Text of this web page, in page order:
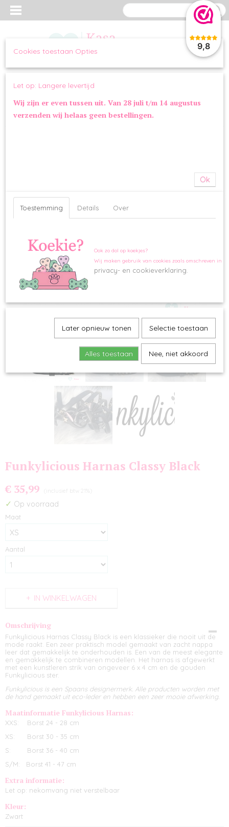
9,8
Inloggen
Home>WANDELEN>TUIGJES>Funkylicious Harnas Classy Black
Funkylicious Harnas Classy Black
€ 35,99 (inclusief btw 21%)
✓ Op voorraad
Maat
Aantal
IN WINKELWAGEN
Omschrijving
Funkylicious Harnas Classy Black is een klassieker die nooit uit de
mode raakt. Een zeer praktisch model gemaakt van zacht nappa
leer dat gemakkelijk te onderhouden is. Een van de meest elegante
en gemakkelijk te combineren modellen. Het harnas is afgewerkt
met een kunstleren strik van ongeveer 6 x 4 cm en de gouden
Funkylicious ster.
Funkylicious is een Spaans designermerk. Alle producten worden met
de hand gemaakt uit eco-leder en hebben een zeer mooie afwerking.
Maatinformatie Funkylicious Harnas:
XXS: Borst 24 - 28 cm
XS: Borst 30 - 35 cm
S: Borst 36 - 40 cm
S/M: Borst 41 - 47 cm
Extra informatie:
Let op: nekomvang niet verstelbaar
Kleur:
Zwart
Cookies toestaan Opties
Let op: Langere levertijd
Wij zijn er even tussen uit. Van 28 juli t/m 14 augustus
verzenden wij helaas geen bestellingen.
Ok
Toestemming Details Over
Ook zo dol op koekjes?
Wij maken gebruik van cookies zoals omschreven in
privacy- en cookieverklaring.
Later opnieuw tonen Selectie toestaan
Alles toestaan Nee, niet akkoord